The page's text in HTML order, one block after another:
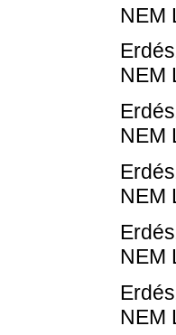
NEM
NEM
NEM
NEM
NEM
NEM